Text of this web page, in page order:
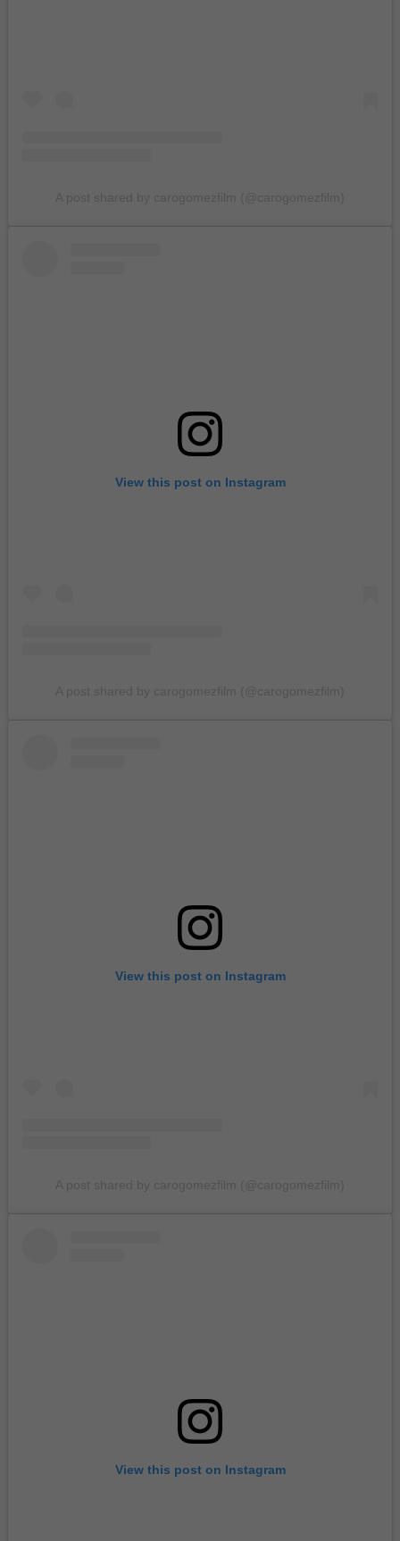
View this post on Instagram
View this post on Instagram
View this post on Instagram